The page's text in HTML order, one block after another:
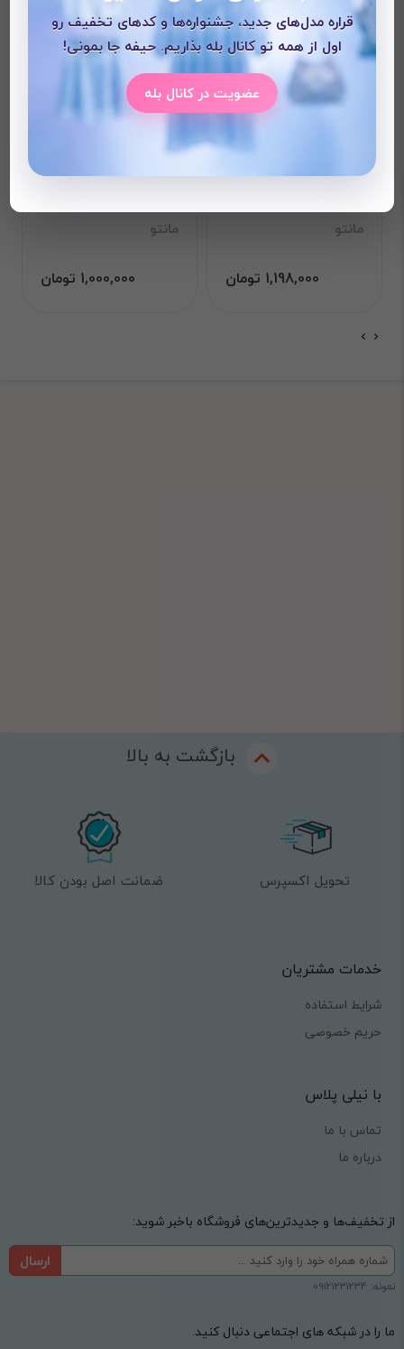
مانتو
1,198,000 تومان
مانتو
1,000,000 تومان
بازگشت به بالا
تحویل اکسپرس ضمانت اصل بودن کالا
خدمات مشتریان
شرایط استفاده
حریم خصوصی
با نیلی پلاس
تماس با ما
درباره ما
از تخفیف‌ها و جدیدترین‌های فروشگاه باخبر شوید:
ارسال
نمونه: 09121231234
ما را در شبکه های اجتماعی دنبال کنید.
قراره مدل‌های جدید، جشنواره‌ها و کدهای تخفیف رو
اول از همه تو کانال بله بذاریم. حیفه جا بمونی!
عضویت در کانال بله